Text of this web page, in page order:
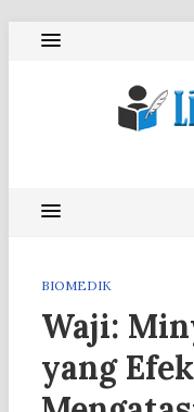
BIOMEDIK
Waji:
yang